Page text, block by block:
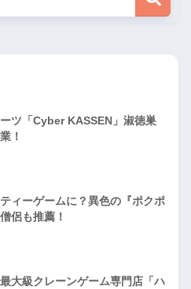
ツ「Cyber KASSEN」淑徳巣
！
ィーゲームに？異色の『ポクポ
侶も推薦！
大級クレーンゲーム専門店「ハ